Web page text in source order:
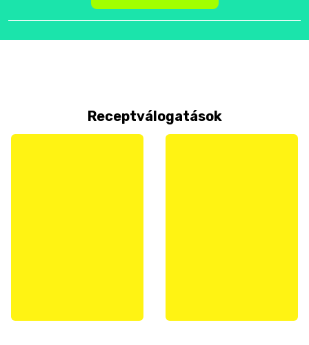
Receptválogatások